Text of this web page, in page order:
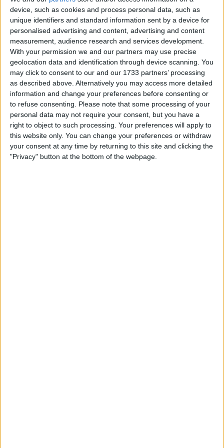
device, such as cookies and process personal data, such as
unique identifiers and standard information sent by a device for
personalised advertising and content, advertising and content
measurement, audience research and services development.
With your permission we and our partners may use precise
geolocation data and identification through device scanning. You
may click to consent to our and our 1733 partners’ processing
as described above. Alternatively you may access more detailed
information and change your preferences before consenting or
to refuse consenting. Please note that some processing of your
personal data may not require your consent, but you have a
right to object to such processing. Your preferences will apply to
this website only. You can change your preferences or withdraw
your consent at any time by returning to this site and clicking the
"Privacy" button at the bottom of the webpage.
automaticamente alguma pressão. O ambiente em
volta dele muda e esperam-se coisas. Não me parece
que isso seja sempre saudável”, defendeu.